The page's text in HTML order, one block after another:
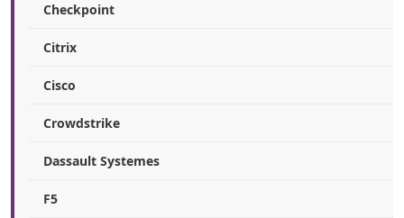
Checkpoint
Citrix
Cisco
Crowdstrike
Dassault Systemes
F5